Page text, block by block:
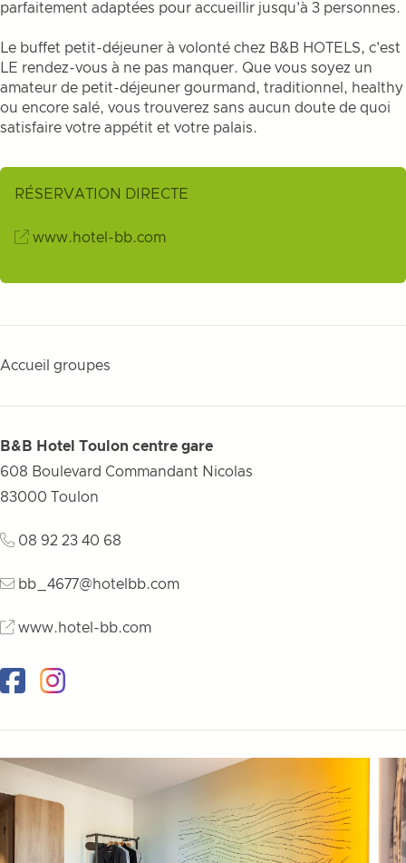
parfaitement adaptées pour accueillir jusqu'à 3 personnes.
Le buffet petit-déjeuner à volonté chez B&B HOTELS, c'est
LE rendez-vous à ne pas manquer. Que vous soyez un
amateur de petit-déjeuner gourmand, traditionnel, healthy
ou encore salé, vous trouverez sans aucun doute de quoi
satisfaire votre appétit et votre palais.
RÉSERVATION DIRECTE
www.hotel-bb.com
Accueil groupes
B&B Hotel Toulon centre gare
608 Boulevard Commandant Nicolas
83000 Toulon
08 92 23 40 68
bb_4677@hotelbb.com
www.hotel-bb.com
FacebookInstagram